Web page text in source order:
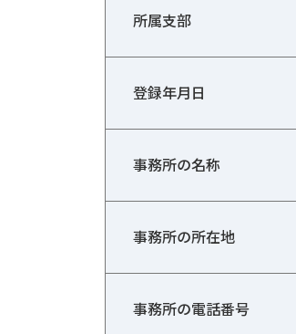
所属支部
登録年月日
事務所の名称
事務所の所在地
事務所の電話番号